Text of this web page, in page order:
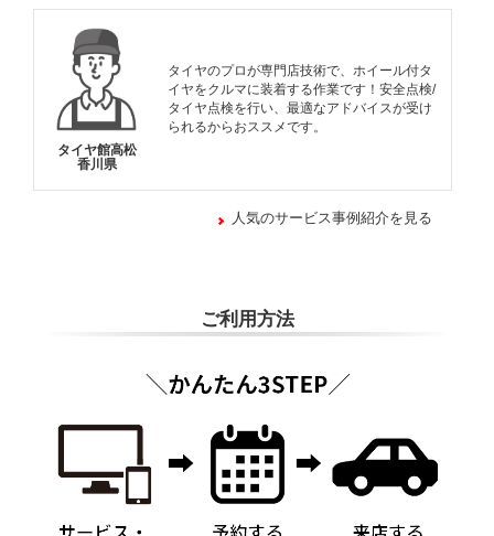
タイヤ館高松
香川県
タイヤのプロが専門店技術で、ホイール付タ
イヤをクルマに装着する作業です！安全点検/
タイヤ点検を行い、最適なアドバイスが受け
られるからおススメです。
人気のサービス事例紹介を見る
ご利用方法